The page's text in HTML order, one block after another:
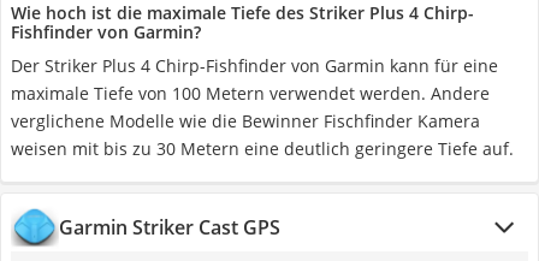
Wie hoch ist die maximale Tiefe des Striker Plus 4 Chirp-
Fishfinder von Garmin?
Der Striker Plus 4 Chirp-Fishfinder von Garmin kann für eine
maximale Tiefe von 100 Metern verwendet werden. Andere
verglichene Modelle wie die Bewinner Fischfinder Kamera
weisen mit bis zu 30 Metern eine deutlich geringere Tiefe auf.
Garmin Striker Cast GPS